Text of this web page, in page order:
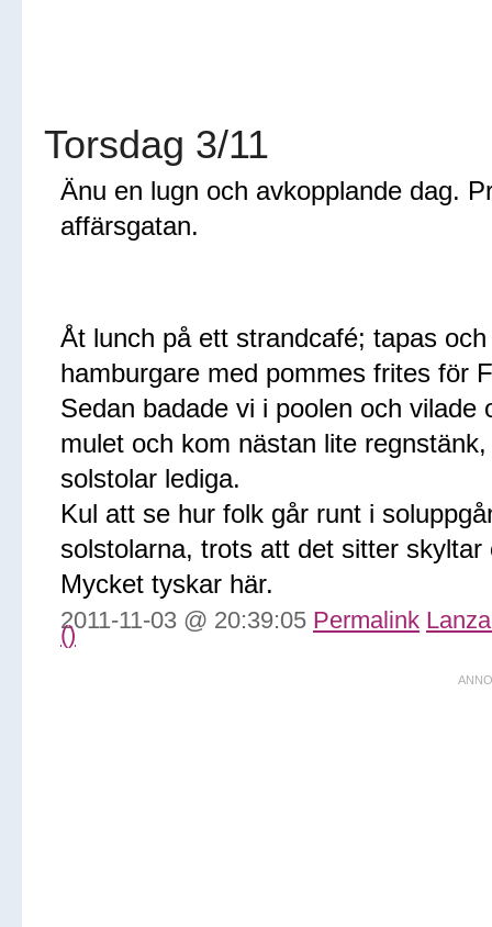
Torsdag 3/11
Änu en lugn och avkopplande dag.
affärsgatan.
Åt lunch på ett strandcafé; tapas
hamburgare med pommes frites för
Sedan badade vi i poolen och
mulet och kom nästan lite
solstolar lediga.
Kul att se hur folk går runt i
solstolarna, trots att det sitter
Mycket tyskar här.
2011-11-03 @ 20:39:05 Permalink
()